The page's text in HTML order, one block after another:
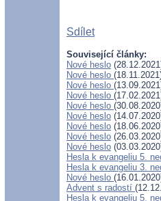
Sdílet
Související články:
Nové heslo
Nové heslo
Nové heslo
Nové heslo
Nové heslo
Nové heslo
Nové heslo
Nové heslo
Nové heslo
Hesla k evangeliu 5.
Hesla k evangeliu 3.
Nové heslo
Advent s radostí
Hesla k evangeliu 5.